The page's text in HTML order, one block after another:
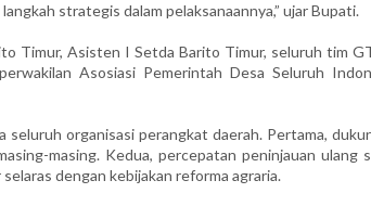
strategis dalam pelaksanaannya,” ujar Bupati.
Timur, Asisten I Setda Barito Timur, seluruh tim
Asosiasi Pemerintah Desa Seluruh
organisasi perangkat daerah. Pertama,
masing. Kedua, percepatan peninjauan ulang
dengan kebijakan reforma agraria.